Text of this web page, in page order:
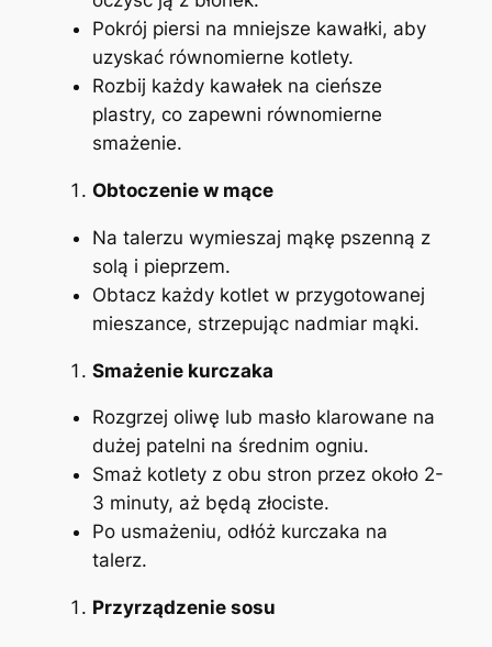
Pokrój piersi na mniejsze kawałki, aby
uzyskać równomierne kotlety.
Rozbij każdy kawałek na cieńsze
plastry, co zapewni równomierne
smażenie.
Obtoczenie w mące
Na talerzu wymieszaj mąkę pszenną z
solą i pieprzem.
Obtacz każdy kotlet w przygotowanej
mieszance, strzepując nadmiar mąki.
Smażenie kurczaka
Rozgrzej oliwę lub masło klarowane na
dużej patelni na średnim ogniu.
Smaż kotlety z obu stron przez około 2-
3 minuty, aż będą złociste.
Po usmażeniu, odłóż kurczaka na
talerz.
Przyrządzenie sosu